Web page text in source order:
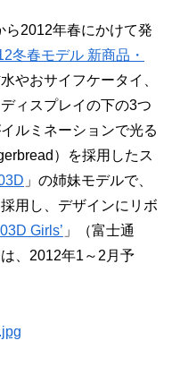
ら2012年春にかけて発
冬春モデル 新商品・
やおサイフケータイ、
ィスプレイの下の3つ
ルミネーションで光る
）を採用したス
」の姉妹モデルで、
用し、デザインにリボ
Girls’ 」（富士通
、2012年1～2月予